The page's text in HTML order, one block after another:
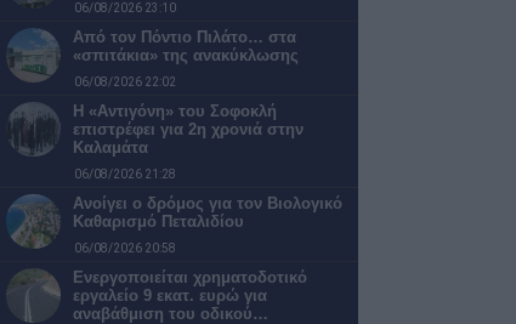
06/08/2026 23:10
Από τον Πόντιο Πιλάτο… στα
«σπιτάκια» της ανακύκλωσης
06/08/2026 22:02
Η «Αντιγόνη» του Σοφοκλή
επιστρέφει για 2η χρονιά στην
Καλαμάτα
06/08/2026 21:28
Ανοίγει ο δρόμος για τον Βιολογικό
Καθαρισμό Πεταλιδίου
06/08/2026 20:58
Ενεργοποιείται χρηματοδοτικό
εργαλείο 9 εκατ. ευρώ για
αναβάθμιση του οδικού…